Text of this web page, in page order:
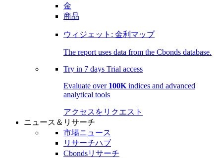
金
商品
ウィジェット: 金利マップ
The report uses data from the Cbonds database.
Try in 7 days Trial access
Evaluate over 100K indices and advanced
analytical tools
アクセスをリクエスト
ニュース＆リサーチ
市場ニュース
リサーチハブ
Cbondsリサーチ